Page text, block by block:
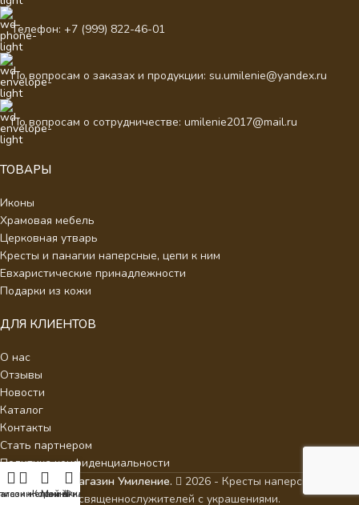
Телефон: +7 (999) 822-46-01
По вопросам о заказах и продукции: su.umilenie@yandex.ru
По вопросам о сотрудничестве: umilenie2017@mail.ru
ТОВАРЫ
Иконы
Храмовая мебель
Церковная утварь
Кресты и панагии наперсные, цепи к ним
Евхаристические принадлежности
Подарки из кожи
ДЛЯ КЛИЕНТОВ
О нас
Отзывы
Новости
Каталог
Контакты
Стать партнером
Политика конфиденциальности
Интернет Магазин Умиление.
2026 - Кресты наперсные для
священнослужителей с украшениями.
желаний
Корзина
Мой аккаунт
Фильтры